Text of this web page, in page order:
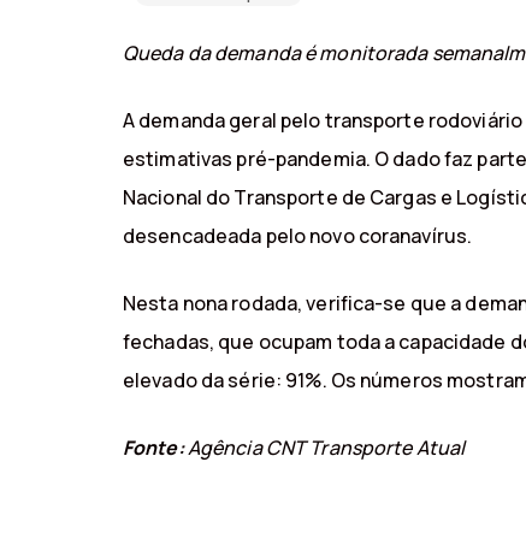
Queda da demanda é monitorada
A demanda geral pelo transporte
estimativas pré-pandemia. O dado faz
Nacional do Transporte de Cargas e
desencadeada pelo novo coranavírus.
Nesta nona rodada, verifica-se que a
fechadas, que ocupam toda a capacidade
elevado da série: 91%. Os números
Fonte:Agência CNT Transporte Atual